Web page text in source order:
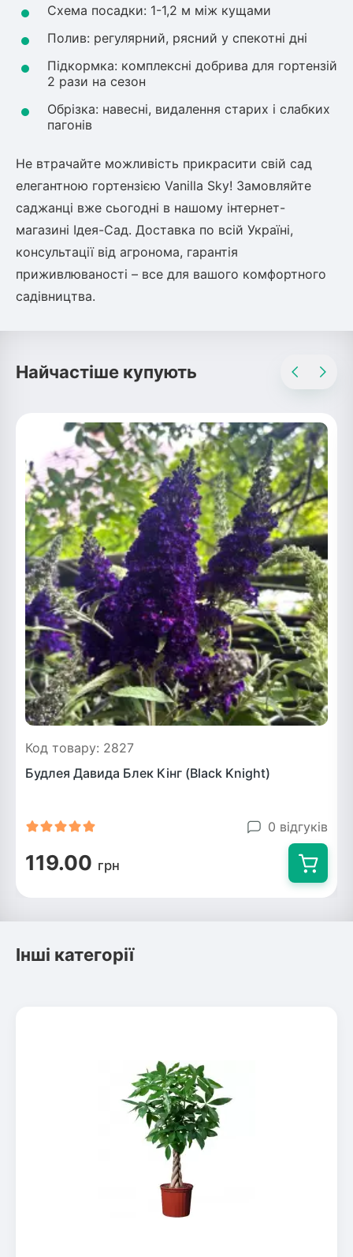
Схема посадки: 1-1,2 м між кущами
Полив: регулярний, рясний у спекотні дні
Підкормка: комплексні добрива для гортензій
2 рази на сезон
Обрізка: навесні, видалення старих і слабких
пагонів
Не втрачайте можливість прикрасити свій сад
елегантною гортензією Vanilla Sky! Замовляйте
саджанці вже сьогодні в нашому інтернет-
магазині Ідея-Сад. Доставка по всій Україні,
консультації від агронома, гарантія
приживлюваності – все для вашого комфортного
садівництва.
Найчастіше купують
Код товару: 2827
Будлея Давида Блек Кінг (Black Knight)
0 відгуків
119.00 грн
Інші категорії